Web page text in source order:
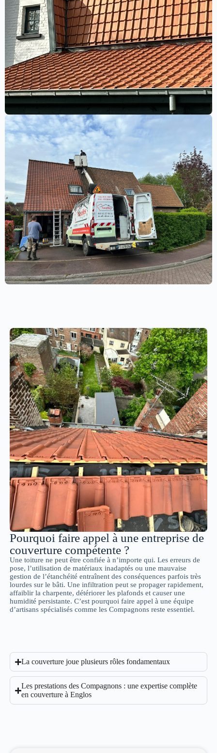
Pourquoi faire appel à une entreprise de
couverture compétente ?
Une toiture ne peut être confiée à n’importe qui. Les erreurs de
pose, l’utilisation de matériaux inadaptés ou une mauvaise
gestion de l’étanchéité entraînent des conséquences parfois très
lourdes sur le bâti. Une infiltration peut se propager rapidement,
affaiblir la charpente, détériorer les plafonds et causer une
humidité persistante. C’est pourquoi faire appel à une équipe
d’artisans spécialisés comme les Compagnons reste essentiel.
La couverture joue plusieurs rôles fondamentaux
Les prestations des Compagnons : une expertise complète
en couverture à Englos